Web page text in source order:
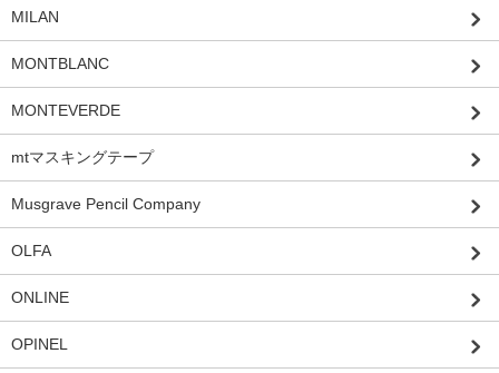
MILAN
MONTBLANC
MONTEVERDE
mtマスキングテープ
Musgrave Pencil Company
OLFA
ONLINE
OPINEL